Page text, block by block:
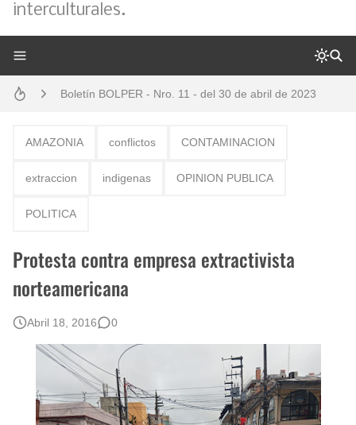
interculturales.
Boletín BOLPER - Nro. 11 - del 30 de abril de 2023
AMAZONIA conflictos CONTAMINACION
extraccion indigenas OPINION PUBLICA
POLITICA
Protesta contra empresa extractivista
norteamericana
Abril 18, 2016 0